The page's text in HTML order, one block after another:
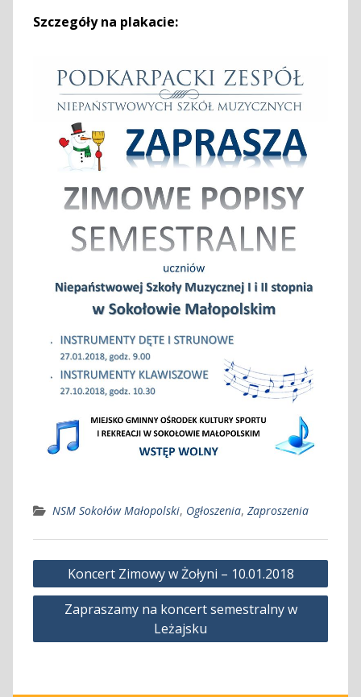
Szczegóły na plakacie:
NSM Sokołów Małopolski, Ogłoszenia, Zaproszenia
Nawigacja
wpisu
Koncert Zimowy w Żołyni – 10.01.2018
Zapraszamy na koncert semestralny w
Leżajsku